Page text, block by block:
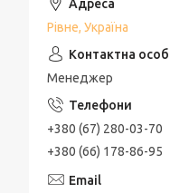
Рівне, Україна
Менеджер
+380 (67) 280-03-70
+380 (66) 178-86-95